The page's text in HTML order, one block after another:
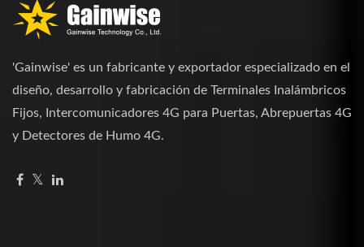
'Gainwise' es un fabricante y exportador especializado en el
diseño, desarrollo y fabricación de Terminales Inalámbricos
Fijos, Intercomunicadores 4G para Puertas, Abrepuertas 4G
y Detectores de Humo 4G.